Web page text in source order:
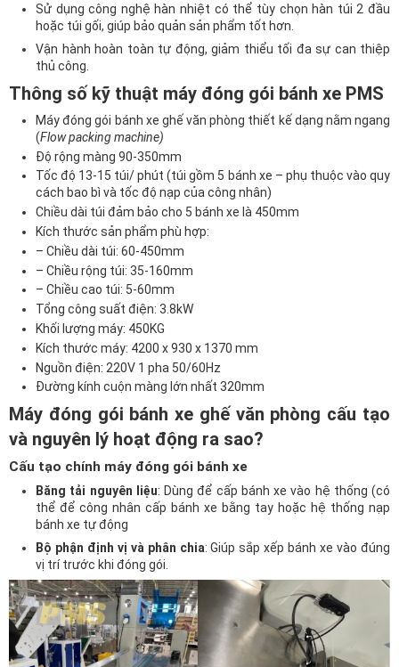
Sử dụng công nghệ hàn nhiệt có thể tùy chọn hàn túi 2 đầu
hoặc túi gối, giúp bảo quản sản phẩm tốt hơn.
Vận hành hoàn toàn tự động, giảm thiểu tối đa sự can thiệp
thủ công.
Thông số kỹ thuật máy đóng gói bánh xe PMS
Máy đóng gói bánh xe ghế văn phòng thiết kế dạng nằm ngang
(Flow packing machine)
Độ rộng màng 90-350mm
Tốc độ 13-15 túi/ phút (túi gồm 5 bánh xe – phụ thuộc vào quy
cách bao bì và tốc độ nạp của công nhân)
Chiều dài túi đảm bảo cho 5 bánh xe là 450mm
Kích thước sản phẩm phù hợp:
– Chiều dài túi: 60-450mm
– Chiều rộng túi: 35-160mm
– Chiều cao túi: 5-60mm
Tổng công suất điện: 3.8kW
Khối lượng máy: 450KG
Kích thước máy: 4200 x 930 x 1370 mm
Nguồn điện: 220V 1 pha 50/60Hz
Đường kính cuộn màng lớn nhất 320mm
Máy đóng gói bánh xe ghế văn phòng cấu tạo
và nguyên lý hoạt động ra sao?
Cấu tạo chính máy đóng gói bánh xe
Băng tải nguyên liệu: Dùng để cấp bánh xe vào hệ thống (có
thể để công nhân cấp bánh xe bằng tay hoặc hệ thống nạp
bánh xe tự động
Bộ phận định vị và phân chia: Giúp sắp xếp bánh xe vào đúng
vị trí trước khi đóng gói.